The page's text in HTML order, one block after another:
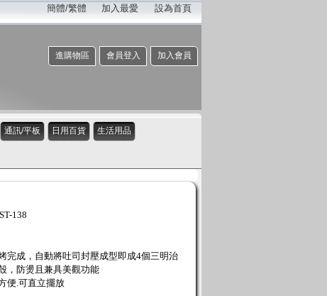
簡體/繁體 加入最愛 設為首頁
進購物區 會員登入 加入會員
通訊/平板 日用百貨 生活用品
138
完成，自動將吐司封壓成型即成4個三明治
，防燙且兼具美觀功能
便.可直立擺放